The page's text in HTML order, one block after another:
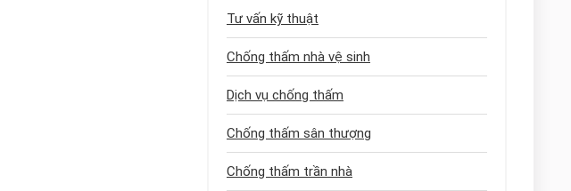
Tư vấn kỹ thuật
Chống thấm nhà vệ sinh
Dịch vụ chống thấm
Chống thấm sân thượng
Chống thấm trần nhà